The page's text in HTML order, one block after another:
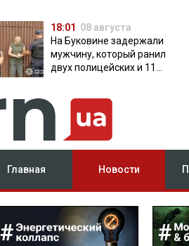
18:01 08 августа
На Буковине задержали
мужчину, который ранил
двух полицейских и 11
Главная Новости